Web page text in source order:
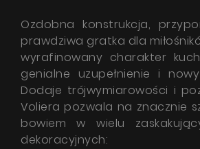
Ozdobna konstrukcja,
prawdziwa gratka dla
wyrafinowany charakter
genialne uzupełnienie i
Dodaje trójwymiarowości i
Voliera pozwala na znacznie
bowiem w wielu
dekoracyjnych: